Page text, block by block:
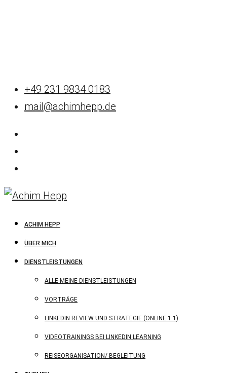
+49 231 9834 0183
mail@achimhepp.de
ACHIM HEPP
ÜBER MICH
DIENSTLEISTUNGEN
ALLE MEINE DIENSTLEISTUNGEN
VORTRÄGE
LINKEDIN REVIEW UND STRATEGIE (ONLINE 1:1)
VIDEOTRAININGS BEI LINKEDIN LEARNING
REISEORGANISATION/-BEGLEITUNG